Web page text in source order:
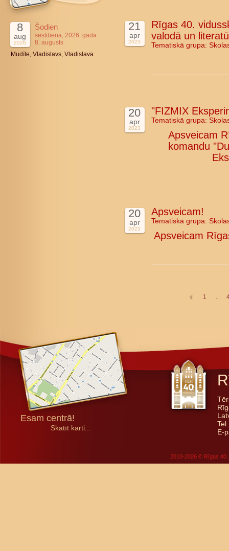
8
aug
2026
Šodien
sestdiena, 2026. gada
8. augusts
Mudīte, Vladislavs, Vladislava
21
apr
2023
Rīgas 40.
valodā un
Tematiskā grupa:
20
apr
2023
"FIZMIX
Tematiskā grupa:
Apsveicam
komandu
20
apr
2023
Apsveicam!
Tematiskā grupa:
Apsveicam
1 ..
Esam centrā!
Skatīt karti...
E-
2010-2026 © Rīgas